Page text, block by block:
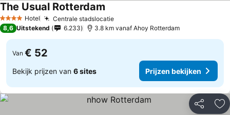
4 SterrenHotel Centrale stadslocatie
The Usual Rotterdam
8,6 Uitstekend 6.233 3.8 km vanaf Ahoy Rotterdam
Van € 52
Bekijk prijzen van 6 sites Prijzen bekijken
Delen